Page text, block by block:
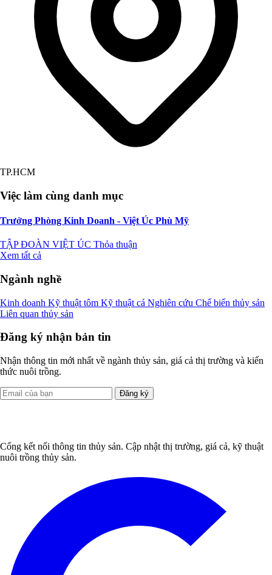
TP.HCM
Việc làm cùng danh mục
Trưởng Phòng Kinh Doanh - Việt Úc Phù Mỹ
TẬP ĐOÀN VIỆT ÚC Thỏa thuận
Xem tất cả
Ngành nghề
Kinh doanh Kỹ thuật tôm Kỹ thuật cá Nghiên cứu Chế biến thủy sản
Liên quan thủy sản
Đăng ký nhận bản tin
Nhận thông tin mới nhất về ngành thủy sản, giá cả thị trường và kiến
thức nuôi trồng.
Đăng ký
Cổng kết nối thông tin thủy sản. Cập nhật thị trường, giá cả, kỹ thuật
nuôi trồng thủy sản.